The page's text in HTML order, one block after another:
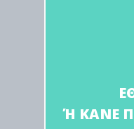
Ή ΚΑΝΕ